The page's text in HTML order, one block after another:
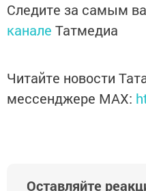
Следите за самым
канале Татмедиа
Читайте новости
мессенджере MАХ:
Оставляйте